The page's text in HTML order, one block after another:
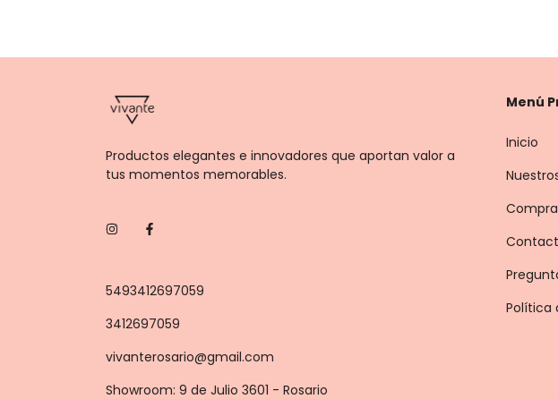
Productos elegantes e innovadores que aportan valor a
tus momentos memorables.
5493412697059
3412697059
vivanterosario@gmail.com
Showroom: 9 de Julio 3601 - Rosario
Menú
Inicio
Política